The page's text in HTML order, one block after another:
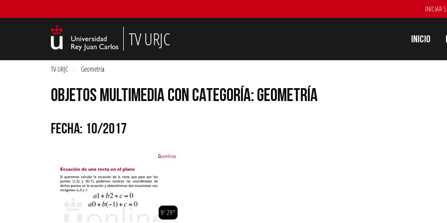
INICIAR
TV URJC Inicio
TV URJC Geometría
OBJETOS MULTIMEDIA CON CATEGORÍA: GEOMETRÍA
FECHA: 10/2017
9' 29''